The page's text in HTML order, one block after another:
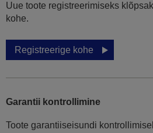
Uue toote registreerimiseks
kohe.
Registreerige kohe
Garantii kontrollimine
Toote garantiiseisundi